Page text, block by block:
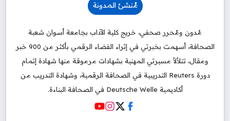
مُنشئ المدونة
مُدون ومُحرر صحفي، خريج كلية الآداب بجامعة أسوان شعبة
الصحافة، أسهمت بخبرتي في إثراء الفضاء الرقمي بأكثر من 900 خبر
ومقال، تتلألأ مسيرتي المهنية بشهادات مرموقة منها شهادة إتمام
دورة Reuters التدريبية في الصحافة الرقمية، وشهادة التدريب من
أكاديمية Deutsche Welle في الصحافة البناءة.